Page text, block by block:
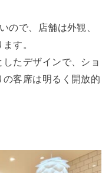
ので、店舗は外観、
す。
たデザインで、ショ
客席は明るく開放的